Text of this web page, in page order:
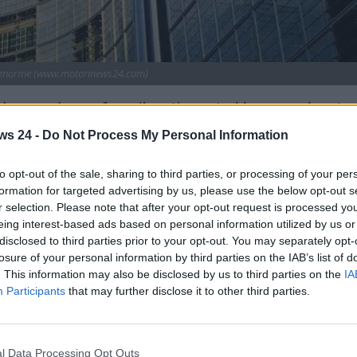
24 - Do Not Process My Personal Information
opt-out of the sale, sharing to third parties, or processing of your
for targeted advertising by us, please use the below opt-out
selection. Please note that after your opt-out request is processed
interest-based ads based on personal information utilized by us
to third parties prior to your opt-out. You may separately
of your personal information by third parties on the IAB’s list of
This information may also be disclosed by us to third parties on the
Participants that may further disclose it to other third parties.
Data Processing Opt Outs
duro, e forse il motivo potrebbe essere legato
momento negativo, per non definirlo in altro modo, viste
continente. Di fatto, il 2025 per l’Europa
poco delicato, con la Cina che continua a crescere – e a
italiano – mentre i dazi da parte degli Stati Uniti non
di mezza Europa.
dovute alle conseguenze che arrivano
messo del suo attraverso regole sempre più rigide e
le società italiane, tedesche e francesi. Ebbene,
non poco disastrosa, come dimostrano i numeri di